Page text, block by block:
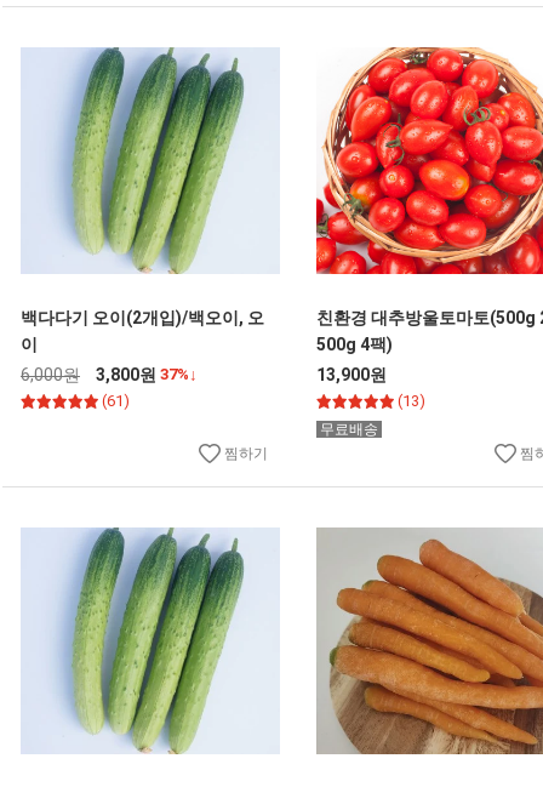
백다다기 오이(2개입)/백오이, 오
이
6,000원
3,800원 37%↓
(61)
찜하기
친환경 대추방울토마토(500g
500g 4팩)
13,900원
(13)
무료배송
찜